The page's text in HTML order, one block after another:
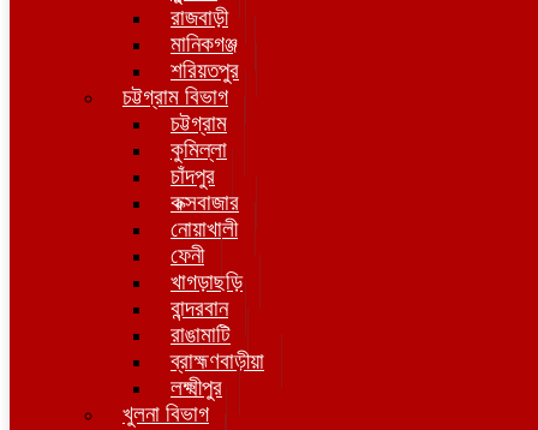
রাজবাড়ী
মানিকগঞ্জ
শরিয়তপুর
চট্টগ্রাম বিভাগ
চট্টগ্রাম
কুমিল্লা
চাঁদপুর
কক্সবাজার
নোয়াখালী
ফেনী
খাগড়াছড়ি
বান্দরবান
রাঙামাটি
ব্রাহ্মণবাড়ীয়া
লক্ষ্মীপুর
খুলনা বিভাগ